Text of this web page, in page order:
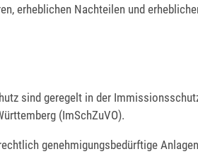
erheblichen Nachteilen und
sind geregelt in der
(ImSchZuVO).
genehmigungsbedürftige